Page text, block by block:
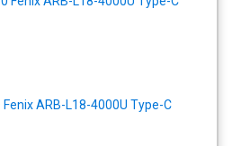
ARB-L18-4000U Type-C